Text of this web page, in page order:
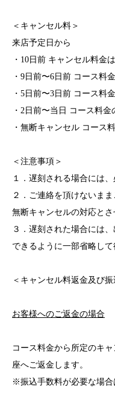
＜キャンセル料＞
来店予定日から
・10日前 キャンセル料金
・9日前〜6日前 コース料
・5日前〜3日前 コース料
・2日前〜当日 コース料金
・無断キャンセル コース
＜注意事項＞
１．遅刻される場合には
２．ご連絡を頂けないま
無断キャンセルの対応とさ
３．遅刻された場合には
できるように一部省略して
＜キャンセル料返金及び振
お客様へのご返金の場合
コース料金から所定のキ
座へご返金します。
※振込手数料が必要な場